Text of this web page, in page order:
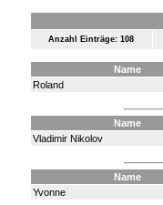
Anzahl Einträge: 108
Name
Roland
Name
Vladimir Nikolov
Name
Yvonne